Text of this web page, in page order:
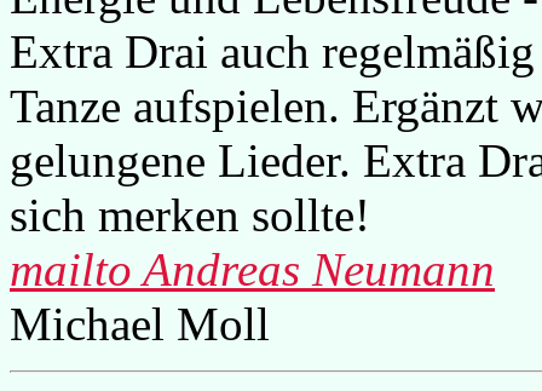
Extra Drai auch
Tanze aufspielen. Ergänzt
gelungene Lieder. Extra
sich merken sollte!
mailto Andreas Neumann
Michael Moll